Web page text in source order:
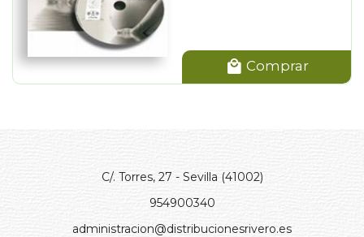
Comprar
C/. Torres, 27 - Sevilla (41002)
954900340
administracion@distribucionesrivero.es